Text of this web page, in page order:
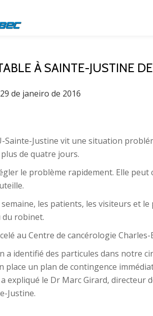
À SAINTE-JUSTINE
29 de janeiro de 2016
Sainte-Justine vit une situation
de quatre jours.
le problème rapidement. Elle
les patients, les visiteurs et
du robinet.
au Centre de cancérologie
a identifié des particules dans notre
place un plan de contingence
expliqué le Dr Marc Girard, directeur
Justine.